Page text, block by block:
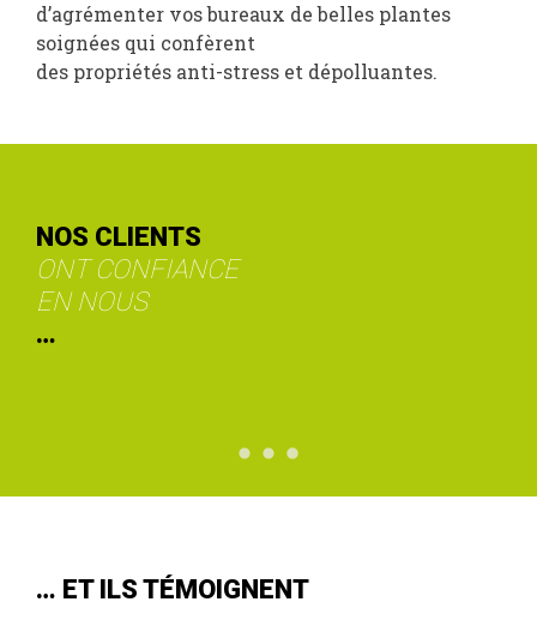
d’agrémenter vos bureaux de belles plantes
soignées qui confèrent
des propriétés anti-stress et dépolluantes.
NOS CLIENTS
ONT CONFIANCE
EN NOUS
…
… ET ILS TÉMOIGNENT